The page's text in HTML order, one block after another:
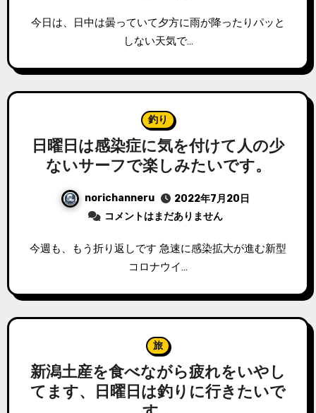
今日は、日中は曇っていて夕方に雨が降ったりパッと
しない天気で…
釣り
日曜日は感染症に気を付けて人の少
ないサーフで楽しみたいです。
norichanneru
2022年7月20日
コメントはまだありません
今週も、もう折り返しです 急速に感染拡大が進む新型
コロナウイ…
旅
新潟土産を食べながら疲れをいやし
てます、日曜日は釣りに行きたいで